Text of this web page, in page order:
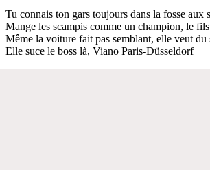
Tu connais ton gars toujours dans la fosse aux
Mange les scampis comme un champion, le
Même la voiture fait pas semblant, elle veut du
Elle suce le boss là, Viano Paris-Düsseldorf